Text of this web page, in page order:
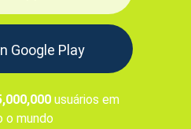
Google Play
usuários em
o mundo